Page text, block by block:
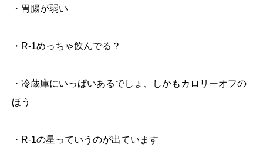
・胃腸が弱い
・R-1めっちゃ飲んでる？
・冷蔵庫にいっぱいあるでしょ、しかもカロリーオフの
ほう
・R-1の星っていうのが出ています